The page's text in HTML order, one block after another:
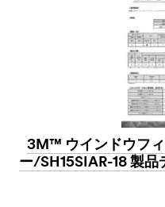
3M™ ウインドウフ
ー/SH15SIAR-18 製